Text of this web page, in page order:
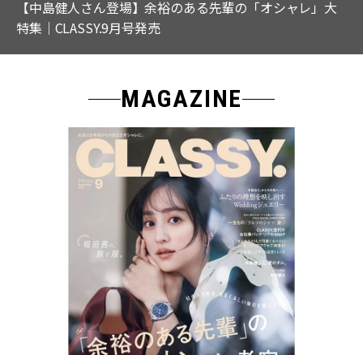
通勤がもっと身軽に！ 働く私たちの相棒バッグ＆ス
ショルダー3選
MAGAZINE